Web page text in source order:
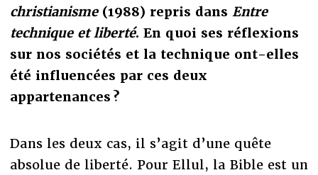
christianisme (1988) repris dans Entre
technique et liberté. En quoi ses réflexions
sur nos sociétés et la technique ont-elles
été influencées par ces deux
appartenances ?
Dans les deux cas, il s’agit d’une quête
absolue de liberté. Pour Ellul, la Bible est un